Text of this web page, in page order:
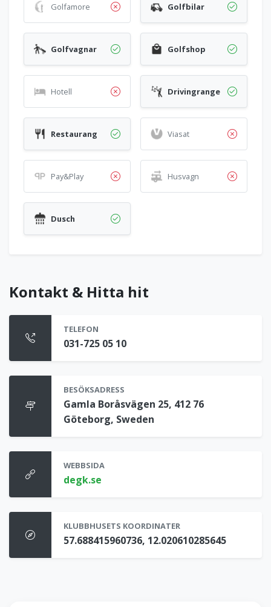
Golfamore Golfbilar
Golfvagnar Golfshop
Hotell Drivingrange
Restaurang Viasat
Pay&Play Husvagn
Dusch
Kontakt & Hitta hit
TELEFON
031-725 05 10
BESÖKSADRESS
Gamla Boråsvägen 25, 412 76
Göteborg, Sweden
WEBBSIDA
degk.se
KLUBBHUSETS KOORDINATER
57.688415960736, 12.020610285645